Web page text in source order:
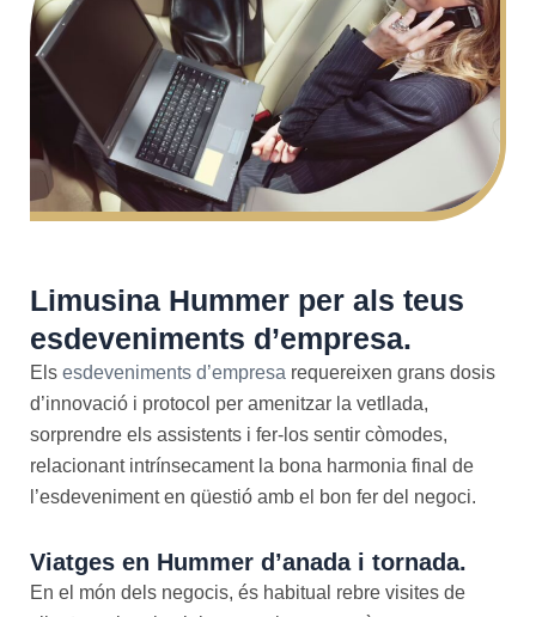
Limusina Hummer per als teus
esdeveniments d’empresa.
Els esdeveniments d’empresa requereixen grans dosis
d’innovació i protocol per amenitzar la vetllada,
sorprendre els assistents i fer-los sentir còmodes,
relacionant intrínsecament la bona harmonia final de
l’esdeveniment en qüestió amb el bon fer del negoci.
Viatges en Hummer d’anada i tornada.
En el món dels negocis, és habitual rebre visites de